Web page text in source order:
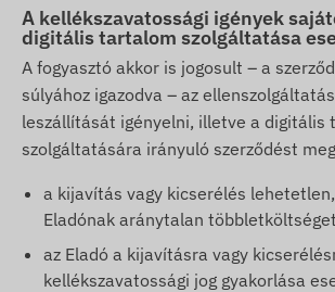
A kellékszavatossági igények
digitális tartalom szolgáltatása
A fogyasztó akkor is jogosult – a
súlyához igazodva – az
leszállítását igényelni, illetve a digitális
szolgáltatására irányuló szerződést
a kijavítás vagy kicserélés
Eladónak aránytalan
az Eladó a kijavításra vagy
kellékszavatossági jog gyakorlása